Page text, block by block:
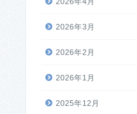
2026年3月
2026年2月
2026年1月
2025年12月